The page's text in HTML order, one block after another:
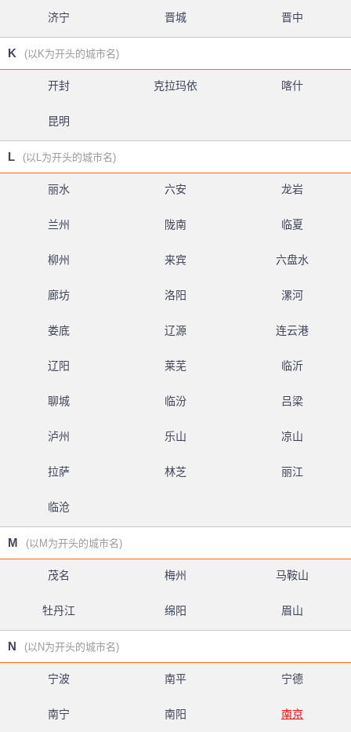
济宁 晋城 晋中
K (以K为开头的城市名)
开封 克拉玛依 喀什
昆明
L (以L为开头的城市名)
丽水 六安 龙岩
兰州 陇南 临夏
柳州 来宾 六盘水
廊坊 洛阳 漯河
娄底 辽源 连云港
辽阳 莱芜 临沂
聊城 临汾 吕梁
泸州 乐山 凉山
拉萨 林芝 丽江
临沧
M (以M为开头的城市名)
茂名 梅州 马鞍山
牡丹江 绵阳 眉山
N (以N为开头的城市名)
宁波 南平 宁德
南宁 南阳 南京